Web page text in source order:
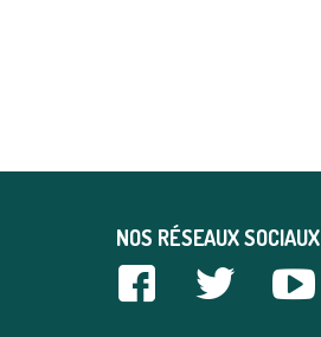
NOS RÉSEAUX SOCIAUX